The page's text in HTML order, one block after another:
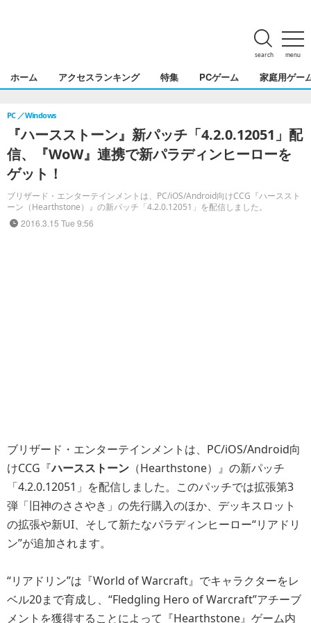
menu
search
ホーム アクセスランキング 特集 PCゲーム 家庭用ゲー
『ハースストーン』新パッチ「4.2.0.12051」配
信、『WoW』連携で新パラディンヒーローを
ゲット！
ブリザード・エンターテインメントは、PC/iOS/Android向けCCG『ハーススト
ーン（Hearthstone）』の新パッチ「4.2.0.12051」を配信しました。
PC Windows
2016.3.15 Tue 9:56
ブリザード・エンターテインメントは、PC/iOS/Android向
けCCG『ハースストーン （Hearthstone）』の新パッチ
「4.2.0.12051」を配信しました。このパッチでは拡張第3
弾「旧神のささやき」の先行購入のほか、デッキスロット
の拡張や新UI、そして新たなパラディンヒーロー“リアドリ
ン”が追加されます。
“リアドリン”は『World of Warcraft』でキャラクターをレ
ベル20まで育成し、“Fledgling Hero of Warcraft”アチーブ
メントを獲得することによって『Hearthstone』ゲーム内